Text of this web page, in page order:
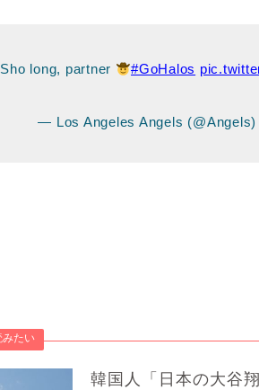
Sho long, partner #GoHalos
— Los Angeles Angels (@Angels)
韓国人「日本の大谷